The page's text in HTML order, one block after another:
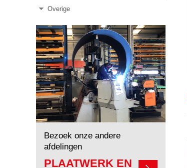
Overige
Bezoek onze andere
afdelingen
PLAATWERK EN